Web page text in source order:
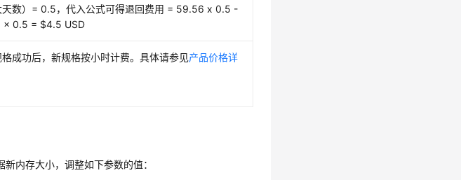
天数）= 0.5，代入公式可得退回费用 = 59.56 x 0.5 -
x 0.5 = $4.5 USD
格成功后，新规格按小时计费。具体请参见产品价格详
内存大小，调整如下参数的值：